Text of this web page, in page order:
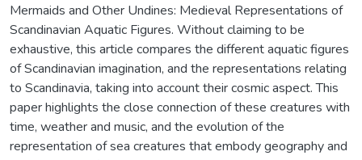
Mermaids and Other Undines: Medieval Representations of
Scandinavian Aquatic Figures. Without claiming to be
exhaustive, this article compares the different aquatic figures
of Scandinavian imagination, and the representations relating
to Scandinavia, taking into account their cosmic aspect. This
paper highlights the close connection of these creatures with
time, weather and music, and the evolution of the
representation of sea creatures that embody geography and